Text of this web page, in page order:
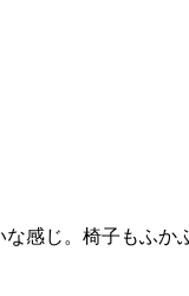
感じ。椅子もふか